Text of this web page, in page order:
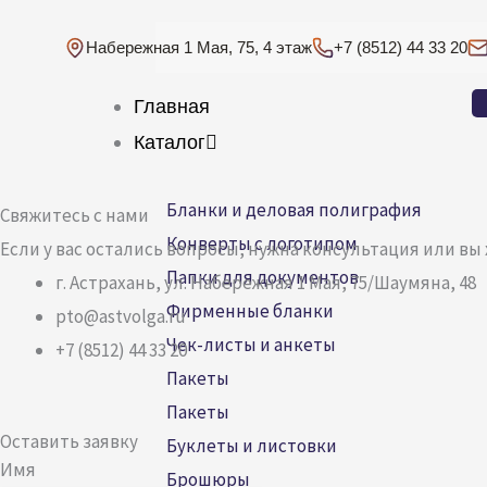
Набережная 1 Мая, 75, 4 этаж +7 (8512) 44 33 20
Главная
Каталог
Бланки и деловая полиграфия
Конверты с логотипом
Папки для документов
Фирменные бланки
Чек-листы и анкеты
Пакеты
Пакеты
Буклеты и листовки
Брошюры
Свяжитесь с нами
Если у вас остались вопросы, нужна консультация или
г. Астрахань, ул. Набережная 1 Мая, 75/Шаумяна, 48
pto@astvolga.ru
+7 (8512) 44 33 20
Оставить заявку
Имя